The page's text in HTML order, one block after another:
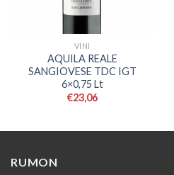
VINI
AQUILA REALE
SANGIOVESE TDC IGT
6×0,75 Lt
€23,06
RUMON